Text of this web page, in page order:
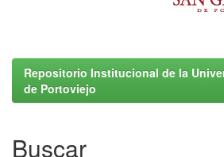
Repositorio Institucional de la
de Portoviejo
Buscar